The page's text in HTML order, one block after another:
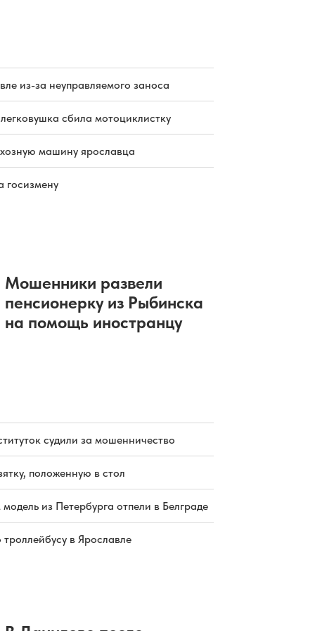
07.08.2026 09:51|ОБЩЕСТВО
клещи
Ярославский бизнесмен не смог
победить борщевик с помощью
рыбак, перевернувшийся на лодке
из-за неуправляемого заноса
сбила мотоциклистку
машину ярославца
госизмену
Мошенники развели
пенсионерку из Рыбинска
на помощь иностранцу
судили за мошенничество
положенную в стол
из Петербурга отпели в Белграде
троллейбусу в Ярославле